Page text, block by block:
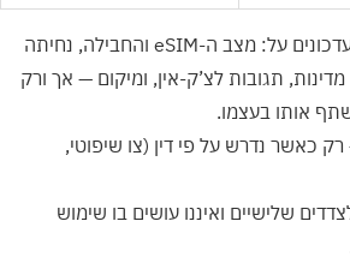
נחלוק עם המלווה עדכונים על: מצב ה-eSIM והחבילה, נחיתה
תגובות לצ’ק-אין, ומיקום — אך ורק
אותו בעצמו.
כאשר נדרש על פי דין (צו שיפוטי,
שלישיים ואיננו עושים בו שימוש